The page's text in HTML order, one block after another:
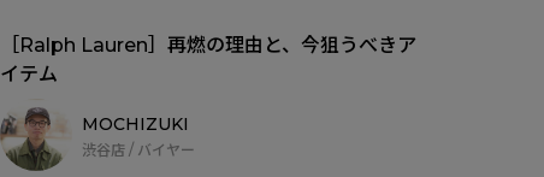
［Ralph Lauren］再燃の理由と、今狙うべきア
イテム
MOCHIZUKI
渋谷店 / バイヤー